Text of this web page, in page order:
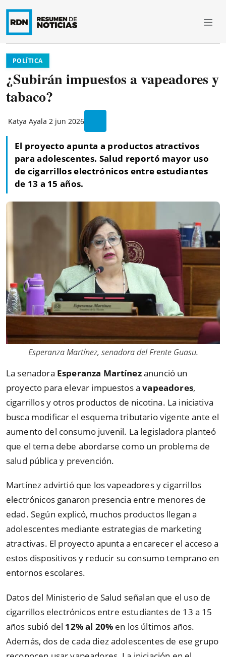
POLÍTICA
¿Subirán impuestos a vapeadores y
tabaco?
Katya Ayala 2 jun 2026
El proyecto apunta a productos atractivos
para adolescentes. Salud reportó mayor uso
de cigarrillos electrónicos entre estudiantes
de 13 a 15 años.
Esperanza Martínez, senadora del Frente Guasu.
La senadora Esperanza Martínezanunció un
proyecto para elevar impuestos avapeadores,
cigarrillos y otros productos de nicotina. La iniciativa
busca modificar el esquema tributario vigente ante el
aumento del consumo juvenil. La legisladora planteó
que el tema debe abordarse como un problema de
salud pública y prevención.
Martínez advirtió que los vapeadores y cigarrillos
electrónicos ganaron presencia entre menores de
edad. Según explicó, muchos productos llegan a
adolescentes mediante estrategias de marketing
atractivas. El proyecto apunta a encarecer el acceso a
estos dispositivos y reducir su consumo temprano en
entornos escolares.
Datos del Ministerio de Salud señalan que el uso de
cigarrillos electrónicos entre estudiantes de 13 a 15
años subió del 12% al 20% en los últimos años.
Además, dos de cada diez adolescentes de ese grupo